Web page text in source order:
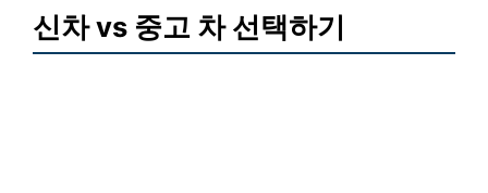
신차 vs 중고 차 선택하기